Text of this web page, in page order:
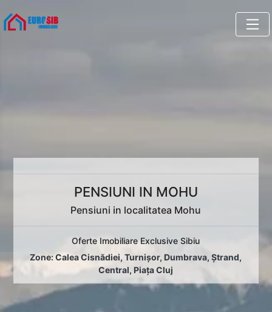
PENSIUNI IN MOHU
Pensiuni in localitatea Mohu
Oferte Imobiliare Exclusive Sibiu
Zone:Calea Cisnădiei,Turnișor,Dumbrava,Ștrand,
Central, Piața Cluj